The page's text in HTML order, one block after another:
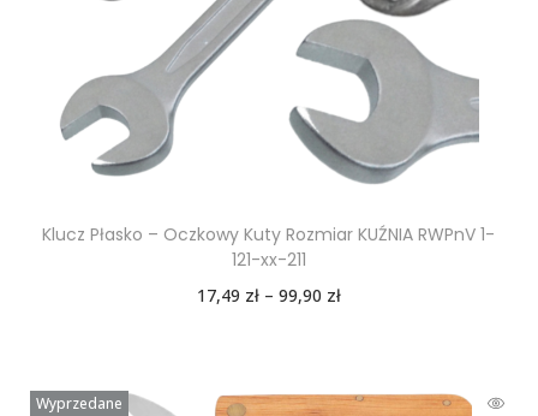
Klucz Płasko – Oczkowy Kuty Rozmiar KUŹNIA RWPnV 1-
121-xx-211
17,49 zł– 99,90 zł
Wyprzedane